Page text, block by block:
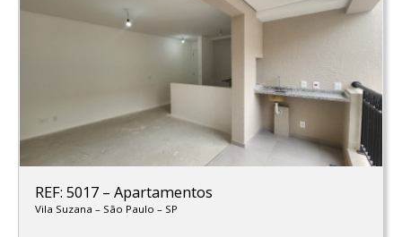
REF: 5017 – Apartamentos
Vila Suzana – São Paulo – SP